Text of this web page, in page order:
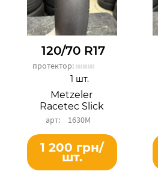
120/70 R17
протектор:
Metzeler
Racetec Slick
1630М
1 шт.
1 200 грн/
шт.